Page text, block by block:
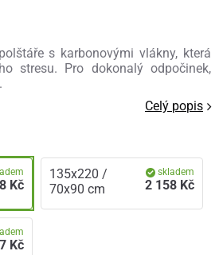
s karbonovými vlákny, která
stresu. Pro dokonalý odpočinek,
Celý popis
Kč
135x220 /
70x90 cm
skladem
2 158 Kč
Kč